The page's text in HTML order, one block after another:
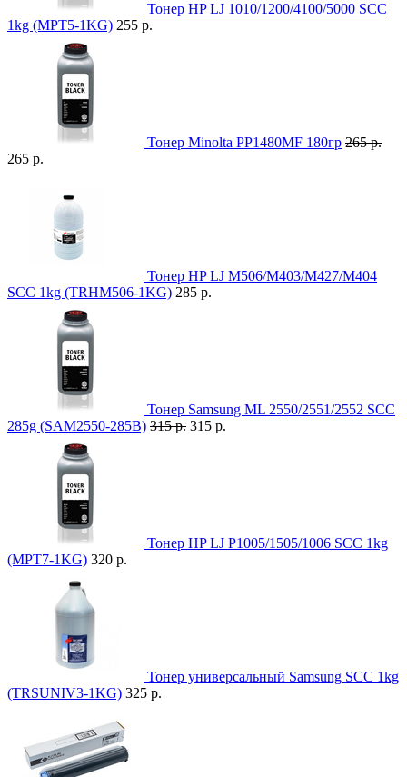
Тонер HP LJ 1010/1200/4100/5000 SCC
1kg (MPT5-1KG) 255 р.
Тонер Minolta PP1480MF 180гр 265 р.
265 р.
Тонер HP LJ M506/M403/M427/M404
SCC 1kg (TRHM506-1KG) 285 р.
Тонер Samsung ML 2550/2551/2552 SCC
285g (SAM2550-285B) 315 р. 315 р.
Тонер HP LJ P1005/1505/1006 SCC 1kg
(MPT7-1KG) 320 р.
Тонер универсальный Samsung SCC 1kg
(TRSUNIV3-1KG) 325 р.